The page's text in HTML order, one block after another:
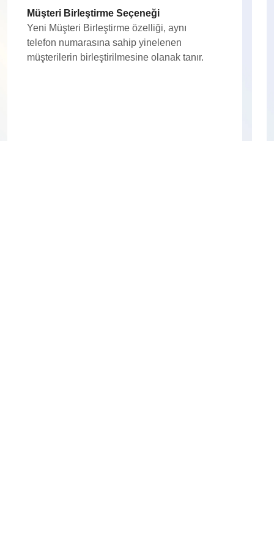
Müşteri Birleştirme Seçeneği
Yeni Müşteri Birleştirme özelliği, aynı
telefon numarasına sahip yinelenen
müşterilerin birleştirilmesine olanak tanır.